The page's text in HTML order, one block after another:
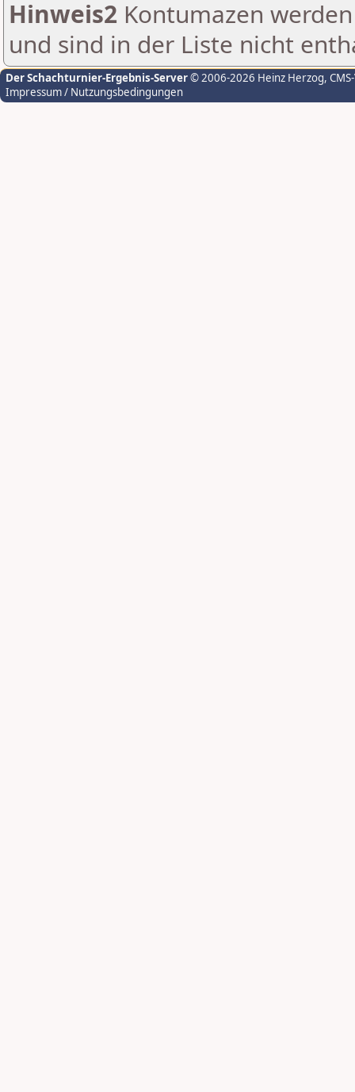
Hinweis2 Kontumazen
und sind in der Liste nicht
Der Schachturnier-Ergebnis-Server© 2006-2026 Heinz Herzog,
Impressum / Nutzungsbedingungen